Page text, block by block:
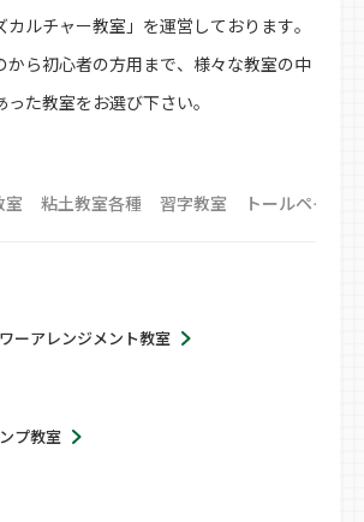
カルチャー教室」を運営しております。
から初心者の方用まで、様々な教室の中
た教室をお選び下さい。
室 粘土教室各種 習字教室 トールペイン
ーアレンジメント教室
プ教室